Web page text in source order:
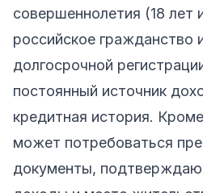
совершеннолетия (18 лет
российское гражданство
долгосрочной
постоянный источник
кредитная история.
может потребоваться
документы,